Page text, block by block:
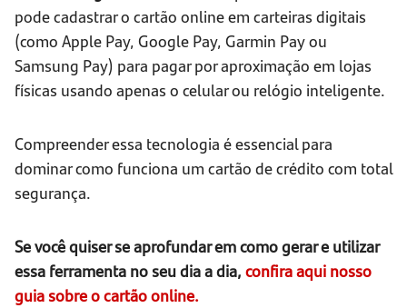
pode cadastrar o cartão online em carteiras digitais
(como Apple Pay, Google Pay, Garmin Pay ou
Samsung Pay) para pagar por aproximação em lojas
físicas usando apenas o celular ou relógio inteligente.
Compreender essa tecnologia é essencial para
dominar como funciona um cartão de crédito com total
segurança.
Se você quiser se aprofundar em como gerar e utilizar
essa ferramenta no seu dia a dia, confira aqui nosso
guia sobre o cartão online.